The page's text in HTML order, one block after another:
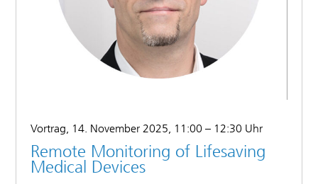
Vortrag, 14. November 2025, 11:00 – 12:30 Uhr
Remote Monitoring of Lifesaving
Medical Devices